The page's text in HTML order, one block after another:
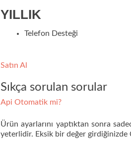
YILLIK
Telefon Desteği
Satın Al
Sıkça sorulan sorular
Api Otomatik mi?
Ürün ayarlarını yaptıktan sonra
yeterlidir. Eksik bir değer girdiğinizde